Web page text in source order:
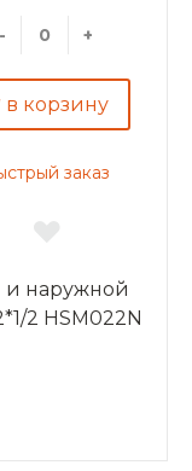
- +
в корзину
заказ
и наружной
2 HSM022N